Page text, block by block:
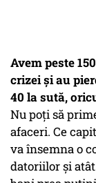
Avem peste
crizei şi au
40 la sută,
Nu poţi să
afaceri. Ce
va însemna o
datoriilor şi